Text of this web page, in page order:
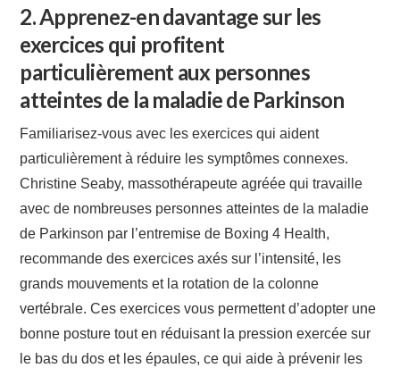
2. Apprenez-en davantage sur les
exercices qui profitent
particulièrement aux personnes
atteintes de la maladie de Parkinson
Familiarisez-vous avec les exercices qui aident
particulièrement à réduire les symptômes connexes.
Christine Seaby, massothérapeute agréée qui travaille
avec de nombreuses personnes atteintes de la maladie
de Parkinson par l’entremise de Boxing 4 Health,
recommande des exercices axés sur l’intensité, les
grands mouvements et la rotation de la colonne
vertébrale. Ces exercices vous permettent d’adopter une
bonne posture tout en réduisant la pression exercée sur
le bas du dos et les épaules, ce qui aide à prévenir les